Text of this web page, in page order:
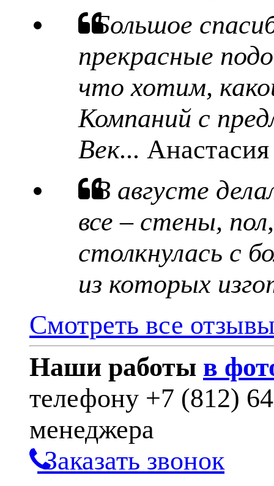
Большое
прекрасные
что хотим,
Компаний с
Век...
В августе
все – стены,
столкнулась с
из которых
Смотреть все
Наши работы в
телефону +7 (812)
менеджера
Заказать звонок